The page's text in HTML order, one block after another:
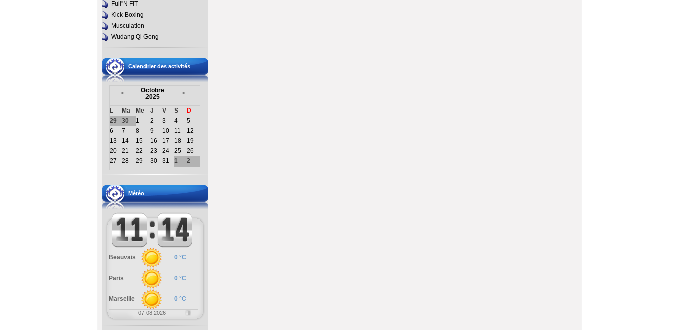
Full''N FIT
Kick-Boxing
Musculation
Wudang Qi Gong
Calendrier des activités
<
Octobre
2025
>
L Ma Me J V S
D
29
30 1 2 3 4
5
6
7 8 9 10 11
12
13
14 15 16 17 18
19
20
21 22 23 24 25
26
27
28 29 30 31 1 2
Météo
Beauvais 0 °C
Paris 0 °C
Marseille 0 °C
07.08.2026